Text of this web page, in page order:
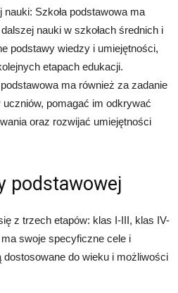
Szkoła podstawowa ma
nauki w szkołach średnich i
podstawy wiedzy i umiejętności,
etapach edukacji.
ma również za zadanie
pomagać im odkrywać
oraz rozwijać umiejętności
podstawowej
z trzech etapów: klas I-III, klas IV-
swoje specyficzne cele i
do wieku i możliwości